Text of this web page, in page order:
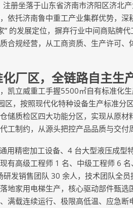
坐落于山东省济南市济阳区济北产
依托济南鲁中重工产业集群优势，
的发展定位，摒弃行业中间商贴牌
合规经营，从工商资质、生产许可
厂区，全链路自主生
立威重工手握5500㎡自有标准化生
，按照现代化特种设备生产标准分
储质检区四大功能分区，实现从原
工制约，从源头把控产品品质与交付
精密加工设备、4 台大型液压成型
有高级工程师 1 名、中级工程师 6
发销售团队 30 余人，技术团队全
地家用电梯生产，核心驱动部件甄
满载连续运行、极限高低温、应急